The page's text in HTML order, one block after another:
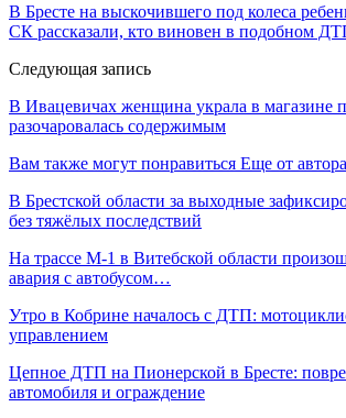
В Бресте на выскочившего под колеса
СК рассказали, кто виновен в подобном
Следующая запись
В Ивацевичах женщина украла в магазине
разочаровалась содержимым
Вам также могут понравиться Еще от автора
В Брестской области за выходные
без тяжёлых последствий
На трассе М-1 в Витебской области
авария с автобусом…
Утро в Кобрине началось с ДТП:
управлением
Цепное ДТП на Пионерской в Бресте:
автомобиля и ограждение